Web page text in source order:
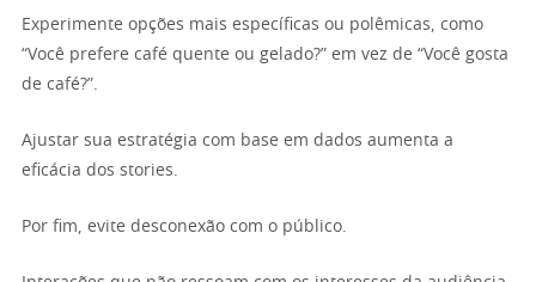
Experimente opções mais específicas ou polêmicas, como
“Você prefere café quente ou gelado?” em vez de “Você gosta
de café?”.
Ajustar sua estratégia com base em dados aumenta a
eficácia dos stories.
Por fim, evite desconexão com o público.